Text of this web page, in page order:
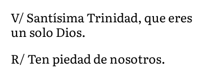
V/ Santísima Trinidad, que eres
un solo Dios.
R/ Ten piedad de nosotros.